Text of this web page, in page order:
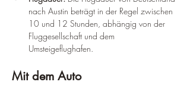
nach Austin beträgt in der Regel zwischen
10 und 12 Stunden, abhängig von der
Fluggesellschaft und dem
Umsteigeflughafen.
Mit dem Auto